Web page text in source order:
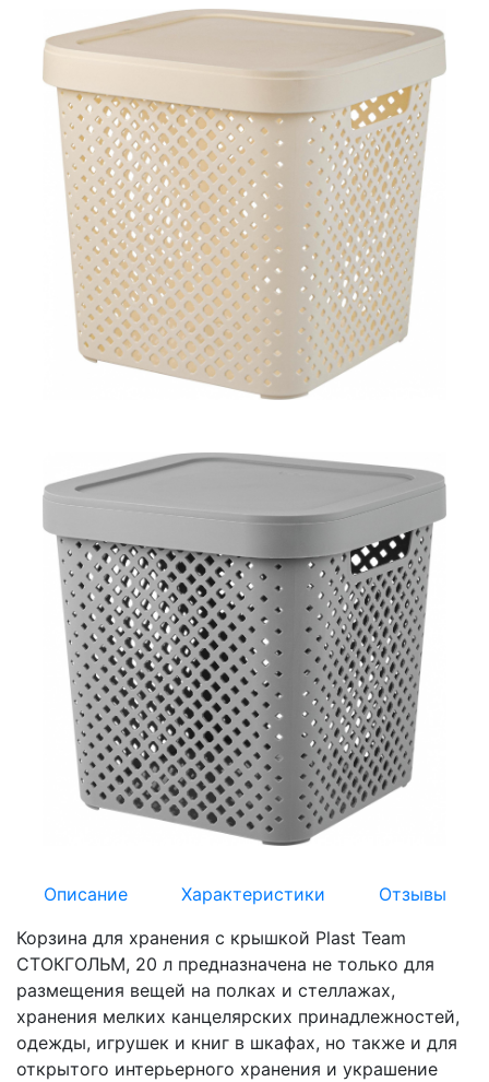
Описание Характеристики
Отзывы
Корзина для хранения с крышкой Plast Team
СТОКГОЛЬМ, 20 л предназначена не только для
размещения вещей на полках и стеллажах,
хранения мелких канцелярских принадлежностей,
одежды, игрушек и книг в шкафах, но также и для
открытого интерьерного хранения и украшение